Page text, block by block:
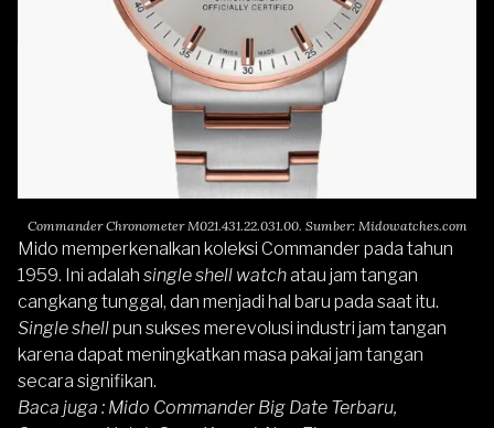
Commander Chronometer M021.431.22.031.00. Sumber: Midowatches.com
Mido memperkenalkan koleksi Commander pada tahun
1959. Ini adalah single shell watchatau jam tangan
cangkang tunggal, dan menjadi hal baru pada saat itu.
Single shellpun sukses merevolusi industri jam tangan
karena dapat meningkatkan masa pakai jam tangan
secara signifikan.
Baca juga : Mido Commander Big Date Terbaru,